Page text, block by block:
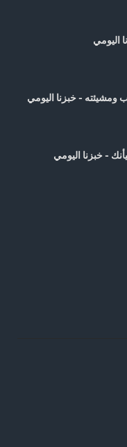
اليومي
ومشيئته - خبزنا اليومي
- خبزنا اليومي